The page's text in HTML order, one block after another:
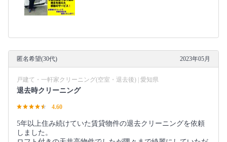
匿名希望(30代) 2023年05月
戸建て・一軒家クリーニング(空室・退去後) | 愛知県
退去時クリーニング
4.60
5年以上住み続けていた賃貸物件の退去クリーニングを依頼
しました。